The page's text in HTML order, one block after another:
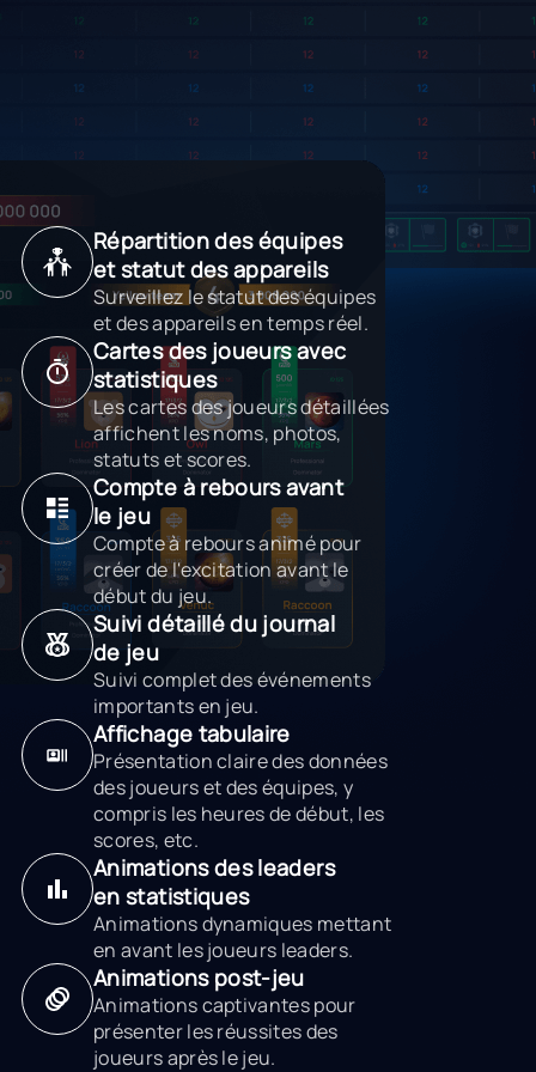
Répartition des équipes
et statut des appareils
Surveillez le statut des équipes
et des appareils en temps réel.
Cartes des joueurs avec
statistiques
Les cartes des joueurs détaillées
affichent les noms, photos,
statuts et scores.
Compte à rebours avant
le jeu
Compte à rebours animé pour
créer de l'excitation avant le
début du jeu.
Suivi détaillé du journal
de jeu
Suivi complet des événements
importants en jeu.
Affichage tabulaire
Présentation claire des données
des joueurs et des équipes, y
compris les heures de début, les
scores, etc.
Animations des leaders
en statistiques
Animations dynamiques mettant
en avant les joueurs leaders.
Animations post-jeu
Animations captivantes pour
présenter les réussites des
joueurs après le jeu.